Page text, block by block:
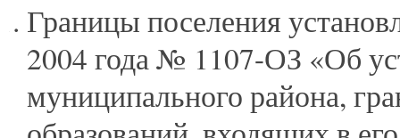
Границы поселения
2004 года № 1107-ОЗ «Об
муниципального района,